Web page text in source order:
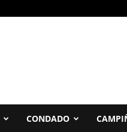
CONDADO